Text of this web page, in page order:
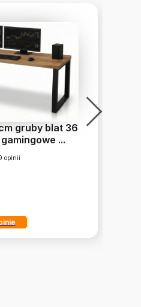
gruby blat 36
...
opinii